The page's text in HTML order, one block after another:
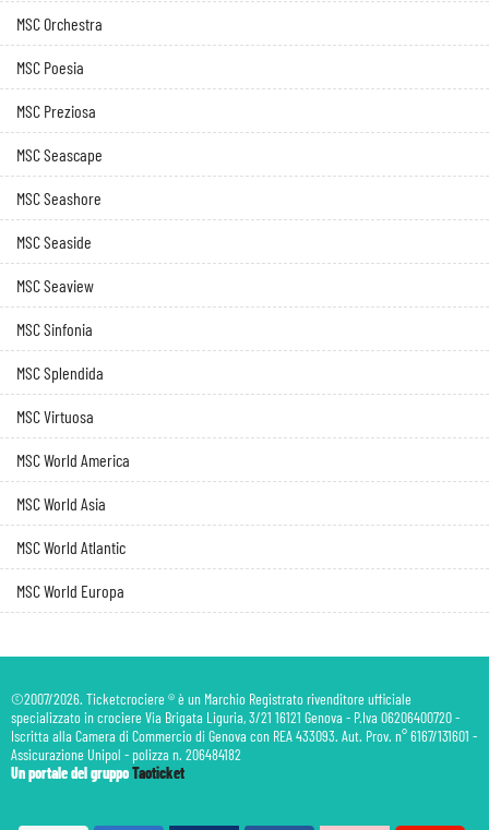
MSC Orchestra
MSC Poesia
MSC Preziosa
MSC Seascape
MSC Seashore
MSC Seaside
MSC Seaview
MSC Sinfonia
MSC Splendida
MSC Virtuosa
MSC World America
MSC World Asia
MSC World Atlantic
MSC World Europa
©2007/2026. Ticketcrociere ® è un Marchio Registrato rivenditore ufficiale
specializzato in crociere Via Brigata Liguria, 3/21 16121 Genova - P.Iva 06206400720 -
Iscritta alla Camera di Commercio di Genova con REA 433093. Aut. Prov. n° 6167/131601 -
Assicurazione Unipol - polizza n. 206484182
Un portale del gruppoTaoticket